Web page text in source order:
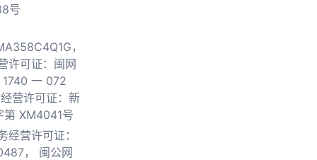
号
，
许可证：闽网
一 072
营许可证：新
第 XM4041号
经营许可证：
，
闽公网